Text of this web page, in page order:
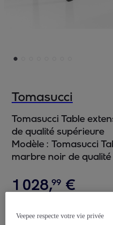
Tomasucci
Tomasucci Table
de qualité supérieure
Modèle : Tomasucci
marbre noir de
1 028,99 €
-40%
Veepee respecte votre vie privée